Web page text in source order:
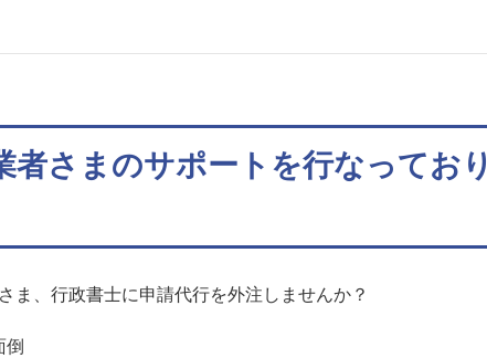
者さまのサポートを行なっており
ま、行政書士に申請代行を外注しませんか？
倒